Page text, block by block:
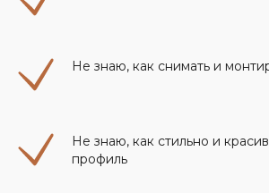
Не знаю, как снимать и
Не знаю, как стильно и
профиль